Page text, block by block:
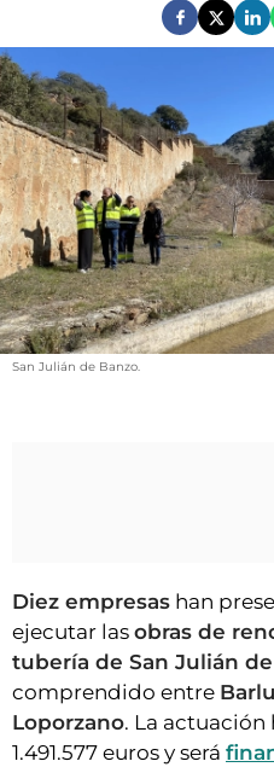
SOCIEDAD
OPINIÓN
GALERÍAS
VÍDEOS
CONTACTAR
FIESTAS EN EL ALTO ARAGÓN
FIESTAS DE SAN LORENZO
AGENDA
CLUB DEL
INICIAR
San Julián de Banzo.
Diez empresas han
ejecutar las obras de
tubería de San Julián
comprendido entre
Loporzano. La
1.491.577 euros y será